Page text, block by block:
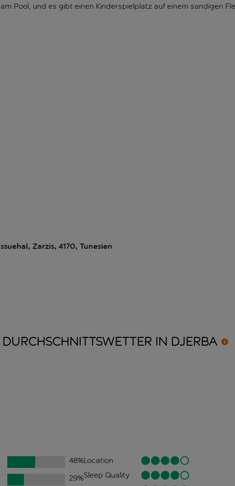
Pool, und es gibt einen Kinderspielplatz auf einem sandigen
Zarzis, 4170, Tunesien
DURCHSCHNITTSWETTER IN DJERBA
48%
29%
Location
Sleep Quality